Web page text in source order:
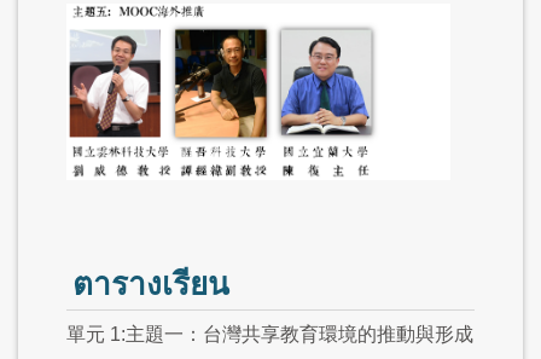
ตารางเรียน
單元 1:主題一：台灣共享教育環境的推動與形成